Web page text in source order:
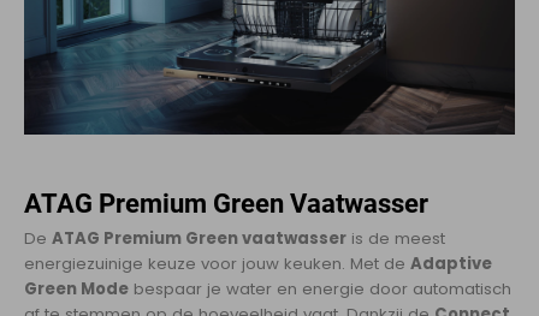
ATAG Premium Green Vaatwasser
De ATAG Premium Green vaatwasser is de meest
energiezuinige keuze voor jouw keuken. Met de Adaptive
Green Mode bespaar je water en energie door automatisch